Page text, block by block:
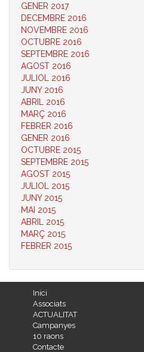
GENER 2017
DECEMBRE 2016
NOVEMBRE 2016
OCTUBRE 2016
SEPTEMBRE 2016
AGOST 2016
JULIOL 2016
JUNY 2016
ABRIL 2016
MARÇ 2016
FEBRER 2016
GENER 2016
OCTUBRE 2015
SEPTEMBRE 2015
AGOST 2015
JULIOL 2015
JUNY 2015
MAI 2015
ABRIL 2015
MARÇ 2015
FEBRER 2015
Inici
Associats
ACTUALITAT
Campanyes
10 raons
Contacte